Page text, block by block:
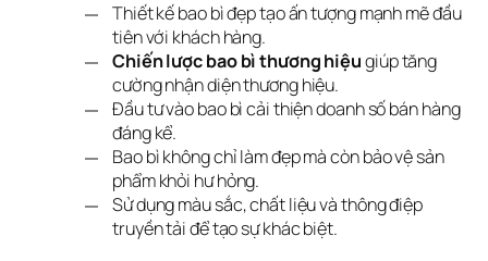
Thiết kế bao bì đẹp tạo ấn tượng mạnh mẽ đầu
tiên với khách hàng.
Chiến lược bao bì thương hiệugiúp tăng
cường nhận diện thương hiệu.
Đầu tư vào bao bì cải thiện doanh số bán hàng
đáng kể.
Bao bì không chỉ làm đẹp mà còn bảo vệ sản
phẩm khỏi hư hỏng.
Sử dụng màu sắc, chất liệu và thông điệp
truyền tải để tạo sự khác biệt.